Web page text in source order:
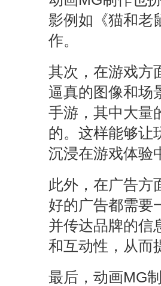
影例如《猫和老
作。
其次，在游戏方
逼真的图像和场
手游，其中大量
的。这样能够让
沉浸在游戏体验
此外，在广告方
好的广告都需要
并传达品牌的信
和互动性，从而
最后，动画MG